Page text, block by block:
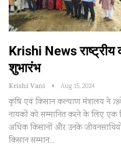
Krishi News राष्ट्रीय
शुभारंभ
Krishi Vani Aug 15, 2024
कृषि एवं किसान कल्याण मंत्रालय ने
नायकों को सम्मानित करने के लिए एक
अधिक किसानों और उनके
किसान सम्मान…